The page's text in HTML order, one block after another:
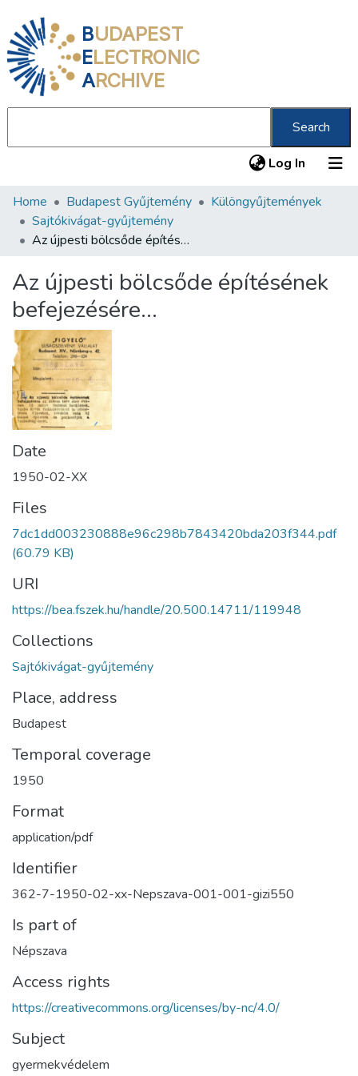
BUDAPEST
ELECTRONIC
ARCHIVE
Search
Log In (current)
Communities & Collections
All of DSpace
About us
Home Budapest Gyűjtemény
Különgyűjtemények
Sajtókivágat-gyűjtemény
Az újpesti bölcsőde építésének befejezésére…
Az újpesti bölcsőde építésének
befejezésére…
Date
1950-02-XX
Files
7dc1dd003230888e96c298b7843420bda203f344.pdf
(60.79 KB)
URI
https://bea.fszek.hu/handle/20.500.14711/119948
Collections
Sajtókivágat-gyűjtemény
Place, address
Budapest
Temporal coverage
1950
Format
application/pdf
Identifier
362-7-1950-02-xx-Nepszava-001-001-gizi550
Is part of
Népszava
Access rights
https://creativecommons.org/licenses/by-nc/4.0/
Subject
gyermekvédelem